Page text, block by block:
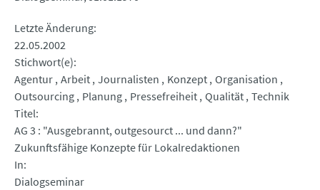
Letzte Änderung
22.05.2002
Stichwort(e)
Agentur Arbeit Journalisten Konzept Organisation
Outsourcing Planung Pressefreiheit Qualität Technik
Titel
AG 3 : "Ausgebrannt, outgesourct ... und dann?"
Zukunftsfähige Konzepte für Lokalredaktionen
In
Dialogseminar